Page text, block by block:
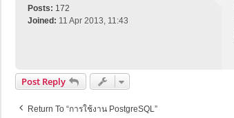
Posts: 172
Joined: 11 Apr 2013, 11:43
Post Reply
Return To “การใช้งาน PostgreSQL”